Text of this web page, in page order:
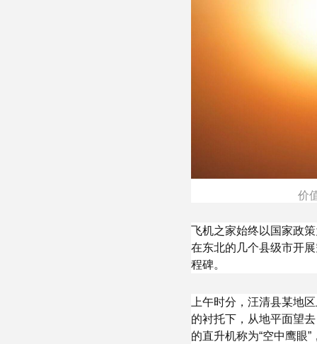
价
飞机之家始终以国家政
在东北的几个县级市开
程碑。
上午时分，汪清县某地
的衬托下，从地平面望
的直升机称为“空中鹰眼